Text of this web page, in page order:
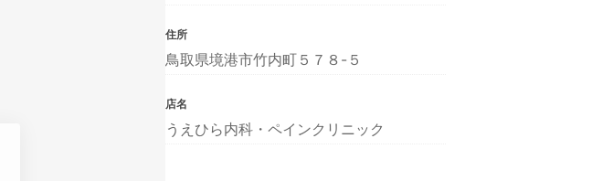
住所
鳥取県境港市竹内町５７８-５
店名
うえひら内科・ペインクリニック